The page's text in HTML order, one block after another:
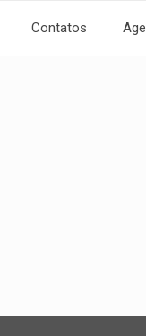
Contatos